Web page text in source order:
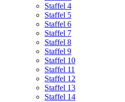
Staffel 4
Staffel 5
Staffel 6
Staffel 7
Staffel 8
Staffel 9
Staffel 10
Staffel 11
Staffel 12
Staffel 13
Staffel 14